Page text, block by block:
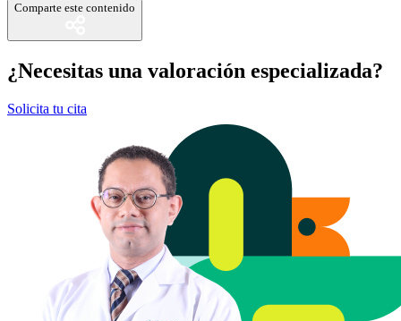
Comparte este contenido
¿Necesitas una valoración especializada?
Solicita tu cita